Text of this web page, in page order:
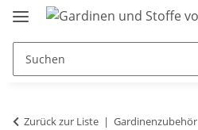
Zurück zur Liste Gardinenzubehör